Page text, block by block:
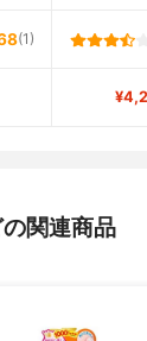
(1)
関連商品